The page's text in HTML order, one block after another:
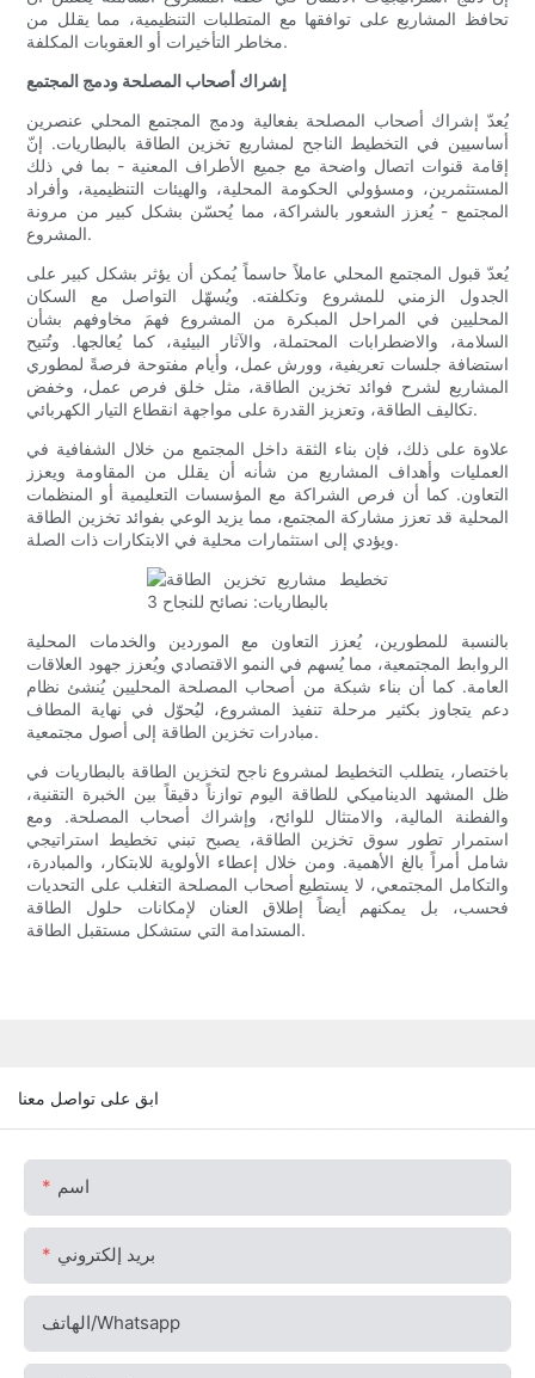
تحافظ المشاريع على توافقها مع المتطلبات التنظيمية، مما يقلل من
مخاطر التأخيرات أو العقوبات المكلفة.
إشراك أصحاب المصلحة ودمج المجتمع
يُعدّ إشراك أصحاب المصلحة بفعالية ودمج المجتمع المحلي عنصرين
أساسيين في التخطيط الناجح لمشاريع تخزين الطاقة بالبطاريات. إنّ
إقامة قنوات اتصال واضحة مع جميع الأطراف المعنية - بما في ذلك
المستثمرين، ومسؤولي الحكومة المحلية، والهيئات التنظيمية، وأفراد
المجتمع - يُعزز الشعور بالشراكة، مما يُحسّن بشكل كبير من مرونة
المشروع.
يُعدّ قبول المجتمع المحلي عاملاً حاسماً يُمكن أن يؤثر بشكل كبير على
الجدول الزمني للمشروع وتكلفته. ويُسهّل التواصل مع السكان
المحليين في المراحل المبكرة من المشروع فهمَ مخاوفهم بشأن
السلامة، والاضطرابات المحتملة، والآثار البيئية، كما يُعالجها. وتُتيح
استضافة جلسات تعريفية، وورش عمل، وأيام مفتوحة فرصةً لمطوري
المشاريع لشرح فوائد تخزين الطاقة، مثل خلق فرص عمل، وخفض
تكاليف الطاقة، وتعزيز القدرة على مواجهة انقطاع التيار الكهربائي.
علاوة على ذلك، فإن بناء الثقة داخل المجتمع من خلال الشفافية في
العمليات وأهداف المشاريع من شأنه أن يقلل من المقاومة ويعزز
التعاون. كما أن فرص الشراكة مع المؤسسات التعليمية أو المنظمات
المحلية قد تعزز مشاركة المجتمع، مما يزيد الوعي بفوائد تخزين الطاقة
ويؤدي إلى استثمارات محلية في الابتكارات ذات الصلة.
بالنسبة للمطورين، يُعزز التعاون مع الموردين والخدمات المحلية
الروابط المجتمعية، مما يُسهم في النمو الاقتصادي ويُعزز جهود العلاقات
العامة. كما أن بناء شبكة من أصحاب المصلحة المحليين يُنشئ نظام
دعم يتجاوز بكثير مرحلة تنفيذ المشروع، ليُحوّل في نهاية المطاف
مبادرات تخزين الطاقة إلى أصول مجتمعية.
باختصار، يتطلب التخطيط لمشروع ناجح لتخزين الطاقة بالبطاريات في
ظل المشهد الديناميكي للطاقة اليوم توازناً دقيقاً بين الخبرة التقنية،
والفطنة المالية، والامتثال للوائح، وإشراك أصحاب المصلحة. ومع
استمرار تطور سوق تخزين الطاقة، يصبح تبني تخطيط استراتيجي
شامل أمراً بالغ الأهمية. ومن خلال إعطاء الأولوية للابتكار، والمبادرة،
والتكامل المجتمعي، لا يستطيع أصحاب المصلحة التغلب على التحديات
فحسب، بل يمكنهم أيضاً إطلاق العنان لإمكانات حلول الطاقة
المستدامة التي ستشكل مستقبل الطاقة.
ابق على تواصل معنا
اسم
بريد إلكتروني
الهاتف/whatsapp